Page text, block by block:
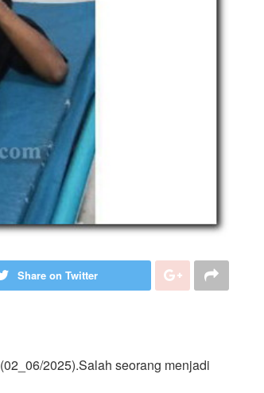
Share on Twitter
2025).Salah seorang menjadi